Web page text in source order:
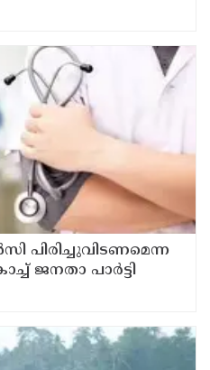
പിരിച്ചുവിടണമെന്ന
ജനതാ പാര്‍ട്ടി